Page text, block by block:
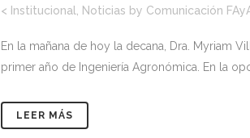
< Institucional Noticias by Comunicación
En la mañana de hoy la decana, Dra. Myriam
primer año de Ingeniería Agronómica. En la
LEER MÁS